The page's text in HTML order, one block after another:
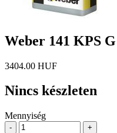
Weber 141 KPS
3404.00 HUF
Nincs készleten
Mennyiség
-
+